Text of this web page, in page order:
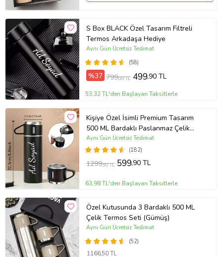
S Box BLACK Özel Tasarım Filtreli
Termos Arkadaşa Hediye
(58)
Aynı Gün Ücretsiz Teslimat
%37 799,00 TL 499,90 TL
53,32 TL'den Başlayan Taksitlerle
Kişiye Özel İsimli Premium Tasarım
500 ML Bardaklı Paslanmaz Çelik
Siyah Termos
(182)
Aynı Gün Ücretsiz Teslimat
1299,90 TL 599,90 TL
63,98 TL'den Başlayan Taksitlerle
Özel Kutusunda 3 Bardaklı 500 ML
Çelik Termos Seti (Gümüş)
(52)
Aynı Gün Ücretsiz Teslimat
1166,50 TL